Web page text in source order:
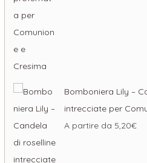
Bomboniera Lily –
intrecciate per
A partire da 5,20€